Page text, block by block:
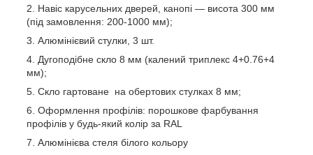
Навіс карусельних дверей, канопі — висота 300 мм
(під замовлення: 200-1000 мм);
Алюмінієвий стулки, 3 шт.
Дугоподібне скло 8 мм (калений триплекс 4+0.76+4
мм);
Скло гартоване на обертових стулках 8 мм;
Оформлення профілів: порошкове фарбування
профілів у будь-який колір за RAL
Алюмінієва стеля білого кольору